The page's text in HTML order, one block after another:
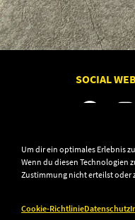
Um dir ein optimales Erlebnis
Wenn du diesen Technologien
Zustimmung nicht erteilst
Cookie-RichtlinieDatenschutz
SOCIAL